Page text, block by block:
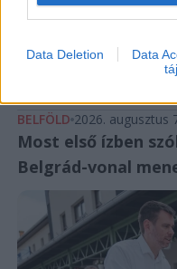
Data Deletion Data
Magyarország Brüsszel
luxusingatlant
nyitottak volna. Az
BELFÖLD 2026. augusztus
Most első ízben
Belgrád-vonal